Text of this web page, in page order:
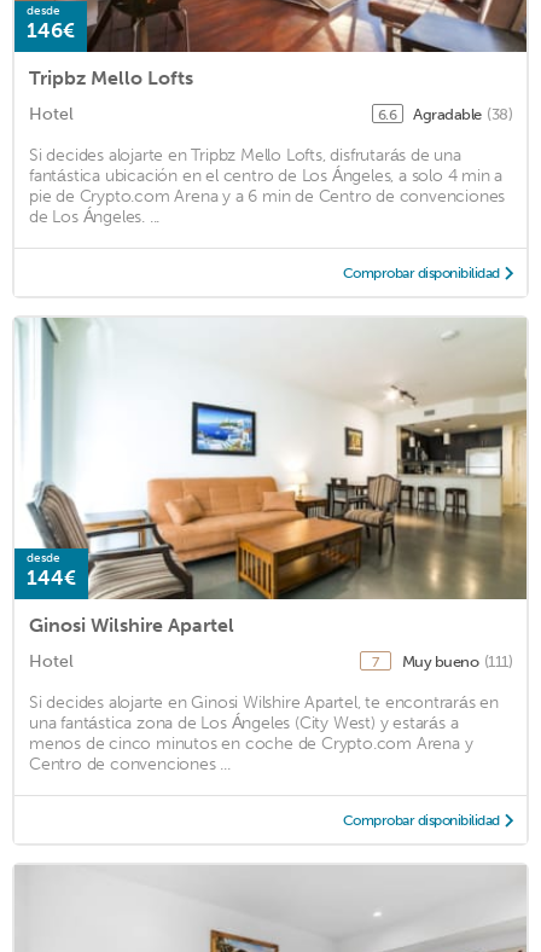
desde
146€
Tripbz Mello Lofts
Hotel 6.6 Agradable (38)
Si decides alojarte en Tripbz Mello Lofts, disfrutarás de una
fantástica ubicación en el centro de Los Ángeles, a solo 4 min a
pie de Crypto.com Arena y a 6 min de Centro de convenciones
de Los Ángeles. ...
Comprobar disponibilidad
desde
144€
Ginosi Wilshire Apartel
Hotel 7 Muy bueno (111)
Si decides alojarte en Ginosi Wilshire Apartel, te encontrarás en
una fantástica zona de Los Ángeles (City West) y estarás a
menos de cinco minutos en coche de Crypto.com Arena y
Centro de convenciones ...
Comprobar disponibilidad